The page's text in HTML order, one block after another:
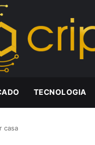
TECNOLOGIA
casa